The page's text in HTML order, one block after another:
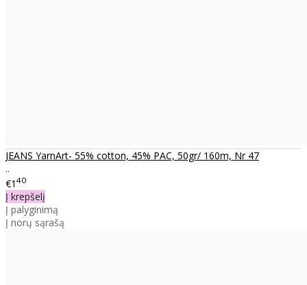
JEANS YarnArt- 55% cotton, 45% PAC, 50gr/ 160m, Nr 47
..
€1 40
Į krepšelį
Į palyginimą
Į norų sąrašą